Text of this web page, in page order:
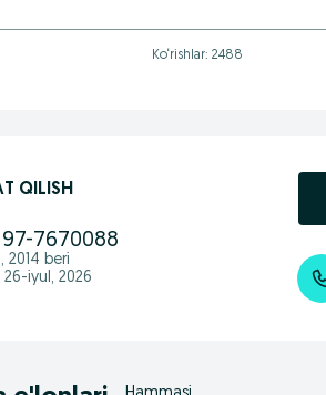
Ko‘rishlar: 2488
QILISH
7670088
2014 beri
iyul, 2026